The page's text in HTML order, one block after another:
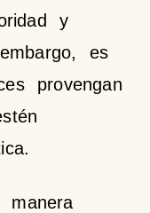
y
es
provengan
manera